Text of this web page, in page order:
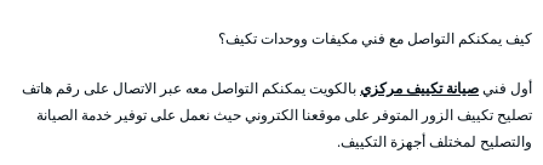
كيف يمكنكم التواصل مع فني مكيفات ووحدات تكيف؟
أول فنيصيانة تكييف مركزيبالكويت يمكنكم التواصل معه عبر الاتصال على رقم هاتف
تصليح تكييف الزور المتوفر على موقعنا الكتروني حيث نعمل على توفير خدمة الصيانة
والتصليح لمختلف أجهزة التكييف.